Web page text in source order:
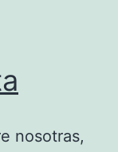
nosotras,